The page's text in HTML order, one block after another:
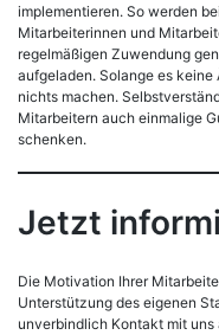
implementieren. So werden
Mitarbeiterinnen und
regelmäßigen Zuwendung
aufgeladen. Solange es keine
nichts machen.
Mitarbeitern auch einmalige
schenken.
Jetzt
Die Motivation Ihrer
Unterstützung des eigenen
unverbindlich Kontakt mit